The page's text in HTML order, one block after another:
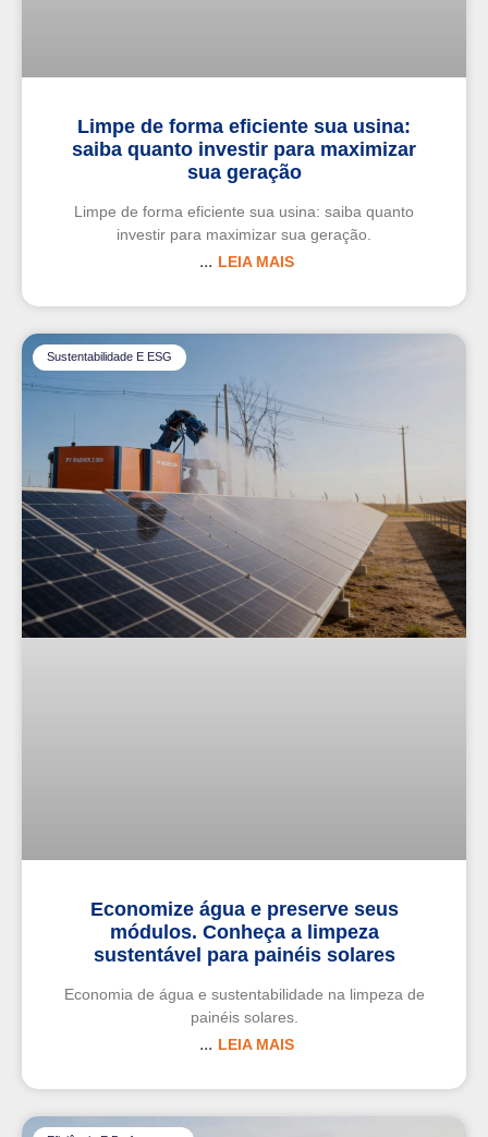
Limpe de forma eficiente sua usina:
saiba quanto investir para maximizar
sua geração
Limpe de forma eficiente sua usina: saiba quanto
investir para maximizar sua geração.
LEIA MAIS
Sustentabilidade E ESG
Economize água e preserve seus
módulos. Conheça a limpeza
sustentável para painéis solares
Economia de água e sustentabilidade na limpeza de
painéis solares.
LEIA MAIS